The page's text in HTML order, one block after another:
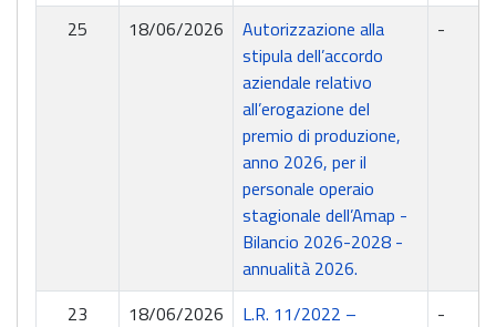
25 18/06/2026
Autorizzazione alla
stipula dell’accordo
aziendale relativo
all’erogazione del
premio di produzione,
anno 2026, per il
personale operaio
stagionale dell’Amap -
Bilancio 2026-2028 -
annualità 2026.
-
23 18/06/2026 L.R. 11/2022 – -